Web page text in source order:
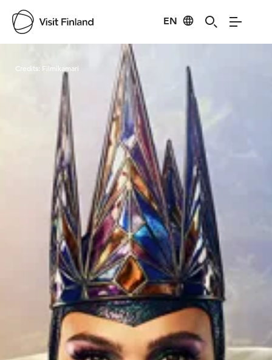
EN
Visit Finland
Credits: Filmikamari